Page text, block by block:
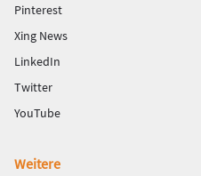
Pinterest
Xing News
LinkedIn
Twitter
YouTube
Weitere